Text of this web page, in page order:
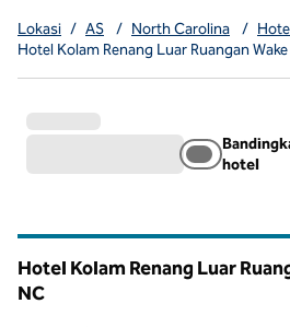
Lokasi / AS / North Carolina /
Hotel Kolam Renang Luar Ruangan
hotel
Hotel Kolam Renang Luar
NC